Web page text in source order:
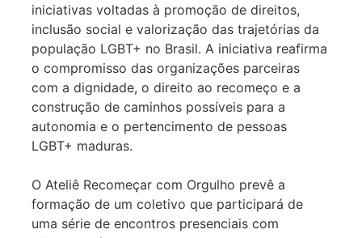
iniciativas voltadas à promoção de direitos,
inclusão social e valorização das trajetórias da
população LGBT+ no Brasil. A iniciativa reafirma
o compromisso das organizações parceiras
com a dignidade, o direito ao recomeço e a
construção de caminhos possíveis para a
autonomia e o pertencimento de pessoas
LGBT+ maduras.
O Ateliê Recomeçar com Orgulho prevê a
formação de um coletivo que participará de
uma série de encontros presenciais com